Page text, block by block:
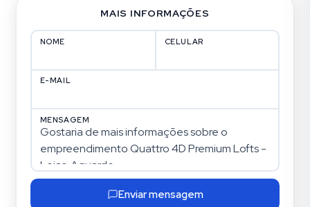
MAIS INFORMAÇÕES
NOME CELULAR
E-MAIL
MENSAGEM
Enviar mensagem